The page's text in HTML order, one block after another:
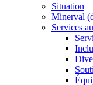
Situation
Minerval
Services